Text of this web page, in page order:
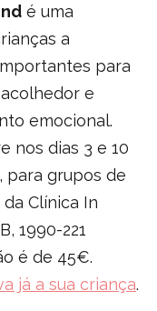
é uma
a
para
e
emocional.
nos dias 3 e 10
para grupos de
Clínica In
1990-221
é de 45€.
já a sua criança.